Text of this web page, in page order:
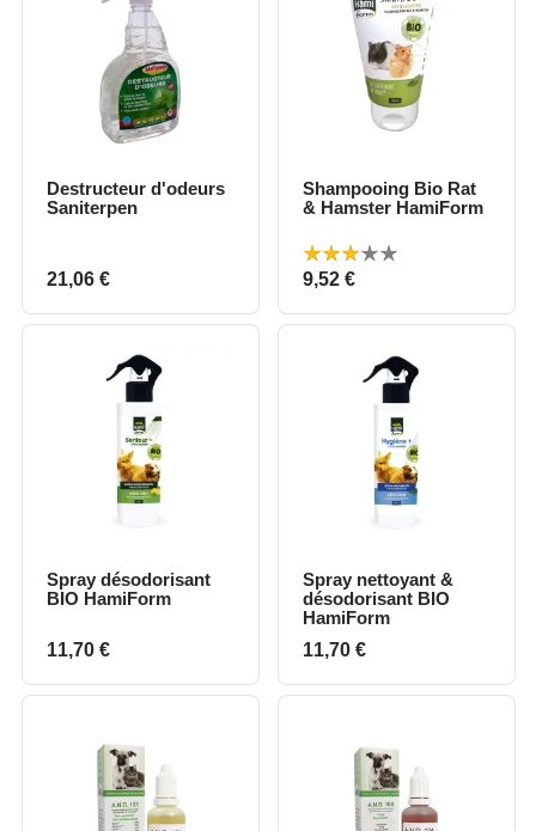
Destructeur d'odeurs
Saniterpen
Prix
21,06 €
Shampooing Bio Rat
& Hamster HamiForm
Prix
9,52 €
Spray désodorisant
BIO HamiForm
Prix
11,70 €
Spray nettoyant &
désodorisant BIO
HamiForm
Prix
11,70 €